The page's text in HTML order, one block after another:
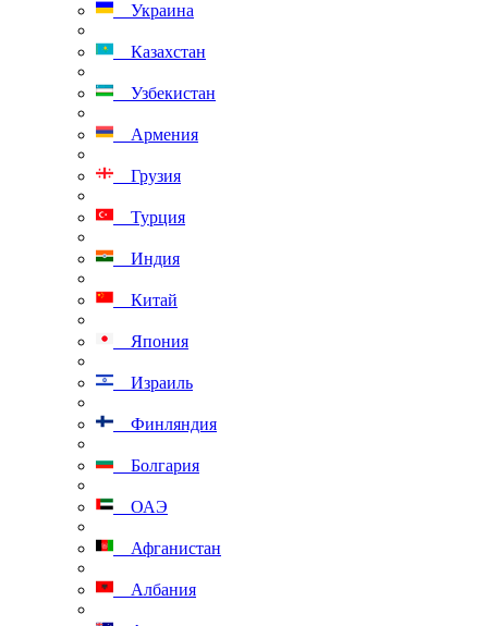
Украина
Казахстан
Узбекистан
Армения
Грузия
Турция
Индия
Китай
Япония
Израиль
Финляндия
Болгария
ОАЭ
Афганистан
Албания